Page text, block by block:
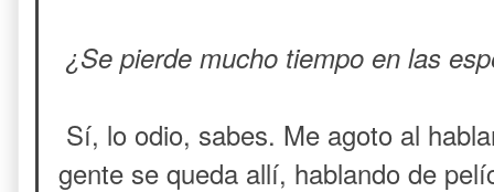
¿Se pierde mucho tiempo en las
Sí, lo odio, sabes. Me agoto al
gente se queda allí, hablando de